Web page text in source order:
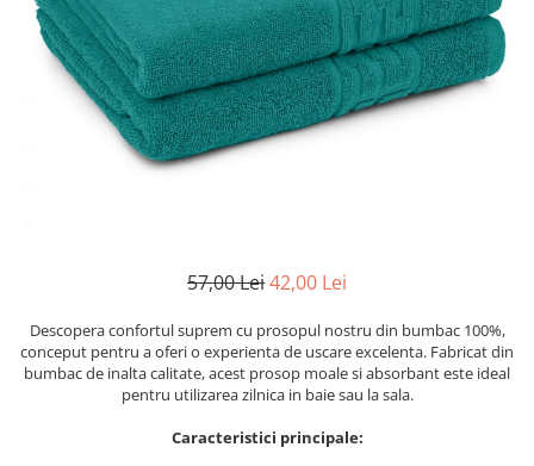
Cearceaf cu elastic
Cearceaf normal
Lenjerii De Pat Creponate
Lenjerii De Pat Bumbac Poplin 2
Lenjerii De Pat Bumbac Poplin,
Lenjerii De Pat Volanase
Lenjerii De Pat, Finet Premium 3D,
2 Persoane
Lenjerii De Pat Jacquard
Lenjerii De Pat Catifea
57,00 Lei42,00 Lei
Descopera confortul suprem cu prosopul nostru din bumbac 100%,
conceput pentru a oferi o experienta de uscare excelenta. Fabricat din
bumbac de inalta calitate, acest prosop moale si absorbant este ideal
pentru utilizarea zilnica in baie sau la sala.
Caracteristici principale: